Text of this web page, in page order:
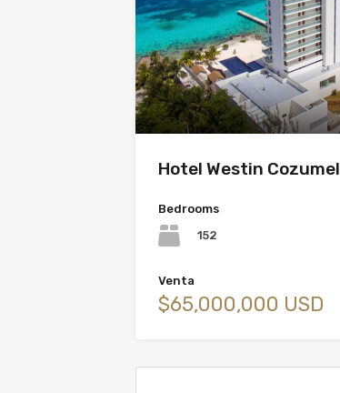
Hotel Westin Cozumel
Bedrooms
152
Venta
$65,000,000 USD